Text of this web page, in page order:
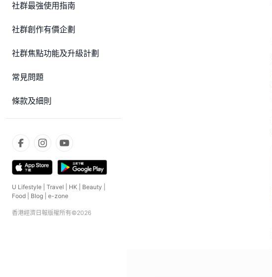
社群最強使用指南
社群創作有價企劃
社群焦點功能及升級計劃
常見問題
條款及細則
U Lifestyle Travel HK Beauty
Food
Blog e-zone
香港經濟日報版權所有©2026